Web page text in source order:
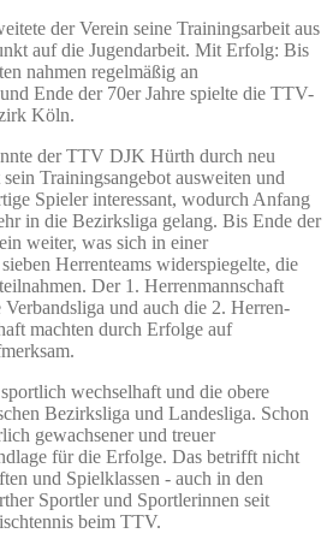
der Verein seine Trainingsarbeit aus
auf die Jugendarbeit. Mit Erfolg: Bis
nahmen regelmäßig an
Ende der 70er Jahre spielte die TTV-
Köln.
der TTV DJK Hürth durch neu
Trainingsangebot ausweiten und
Spieler interessant, wodurch Anfang
in die Bezirksliga gelang. Bis Ende der
weiter, was sich in einer
Herrenteams widerspiegelte, die
Der 1. Herrenmannschaft
und auch die 2. Herren-
machten durch Erfolge auf
wechselhaft und die obere
Bezirksliga und Landesliga. Schon
gewachsener und treuer
für die Erfolge. Das betrifft nicht
und Spielklassen - auch in den
Sportler und Sportlerinnen seit
beim TTV.